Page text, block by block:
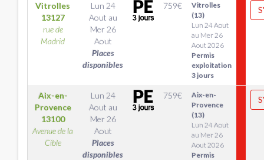
Vitrolles
13127
rue de
Madrid
Lun 24
Aout au
Mer 26
Aout
Places
disponibles
759€
Vitrolles
(13)
Lun 24 Aout
au Mer 26
Aout 2026
Permis
exploitation
3 jours
Aix-en-
Provence
13100
Avenue de la
Cible
Lun 24
Aout au
Mer 26
Aout
Places
disponibles
759€
Aix-en-
Provence
(13)
Lun 24 Aout
au Mer 26
Aout 2026
Permis